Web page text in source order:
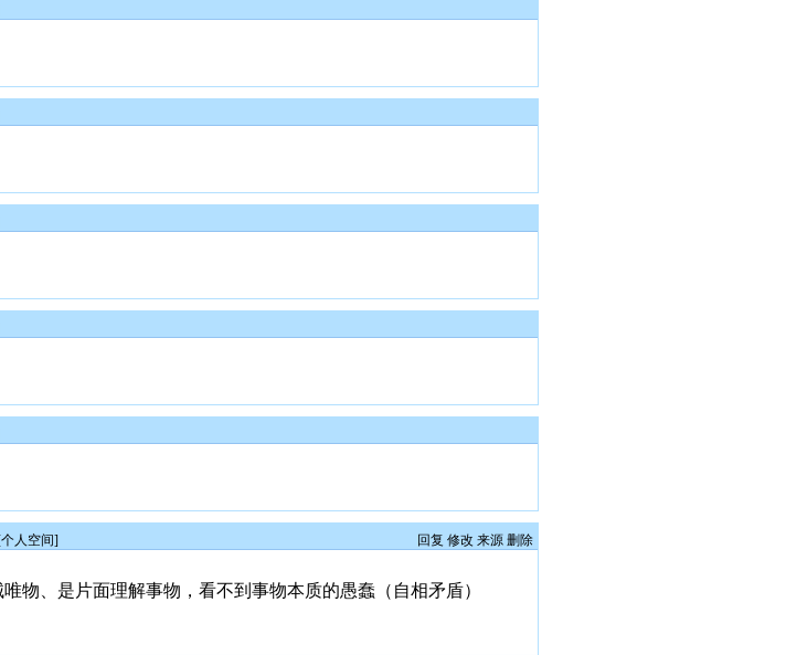
个人空间] 回复 修改 来源 删除
物、是片面理解事物，看不到事物本质的愚蠢（自相矛盾）